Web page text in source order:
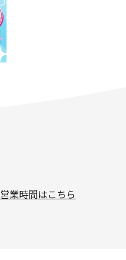
営業時間はこちら